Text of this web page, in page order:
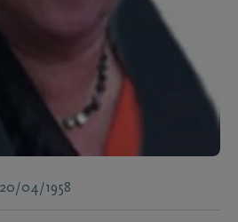
20/04/1958